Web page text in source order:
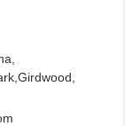
Girdwood,